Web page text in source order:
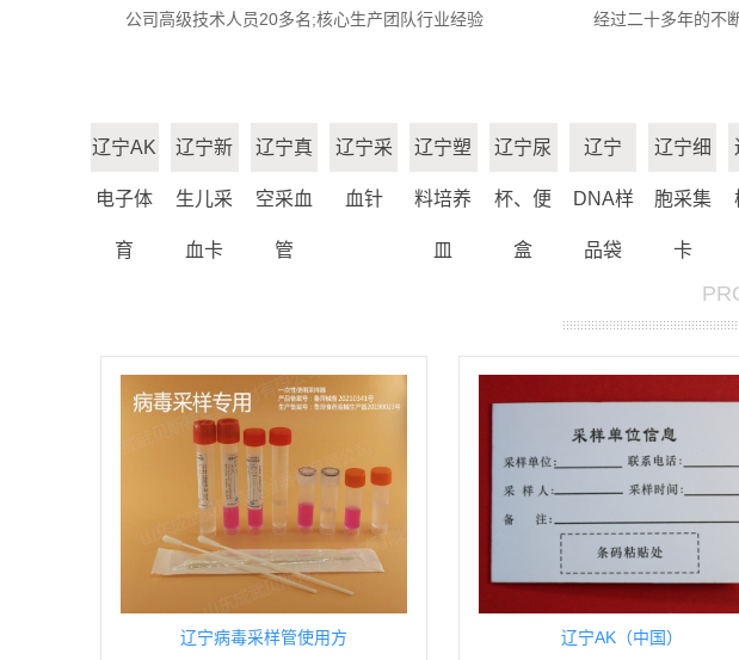
辽
辽
辽
辽
宫颈
公司高级技术人员20多名;核心生产团队行业经验
经过二十多年的不
辽宁AK
电子体
育
辽宁新
生儿采
血卡
辽宁真
空采血
管
辽宁采
血针
辽宁塑
料培养
皿
辽宁尿
杯、便
盒
辽宁
DNA样
品袋
辽宁细
胞采集
卡
辽宁病毒采样管使用方 辽宁AK（中国）